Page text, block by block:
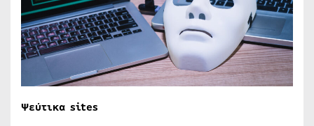
Ψεύτικα sites